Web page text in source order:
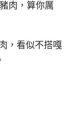
肉，算你厲
，看似不搭嘎